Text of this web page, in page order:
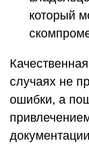
который
случаях не
ошибки, а